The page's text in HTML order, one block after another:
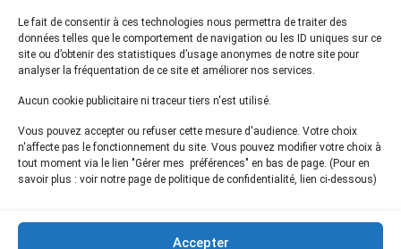
Le fait de consentir à ces technologies nous permettra de traiter des
données telles que le comportement de navigation ou les ID uniques sur ce
site ou d’obtenir des statistiques d’usage anonymes de notre site pour
analyser la fréquentation de ce site et améliorer nos services.
Aucun cookie publicitaire ni traceur tiers n'est utilisé.
Vous pouvez accepter ou refuser cette mesure d'audience. Votre choix
n'affecte pas le fonctionnement du site. Vous pouvez modifier votre choix à
tout moment via le lien "Gérer mes préférences" en bas de page. (Pour en
savoir plus : voir notre page de politique de confidentialité, lien ci-dessous)
Accepter
Actualités
Presse
Informations légales
Plan du site
Inscrivez-vous à notrenewsletter